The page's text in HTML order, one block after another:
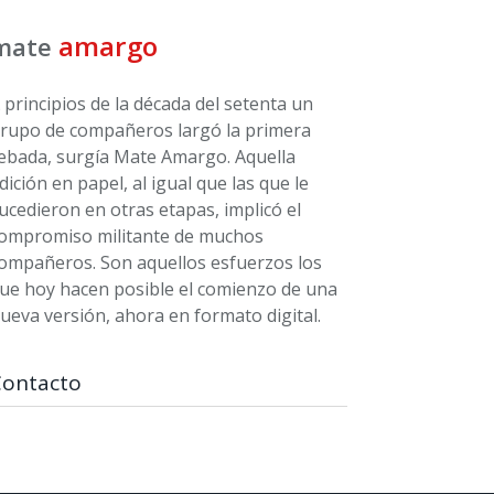
amargo
principios de la década del setenta un
de compañeros largó la primera
surgía Mate Amargo. Aquella
en papel, al igual que las que le
en otras etapas, implicó el
militante de muchos
Son aquellos esfuerzos los
hoy hacen posible el comienzo de una
versión, ahora en formato digital.